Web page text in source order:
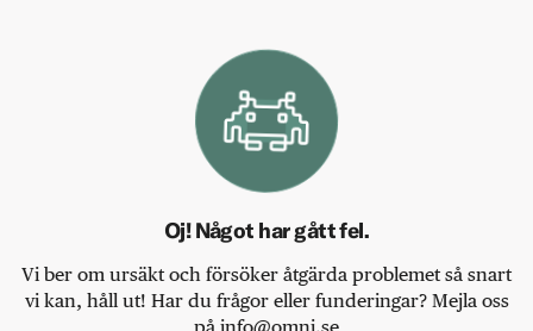
Oj! Något har gått fel.
Vi ber om ursäkt och försöker åtgärda problemet så snart
vi kan, håll ut! Har du frågor eller funderingar? Mejla oss